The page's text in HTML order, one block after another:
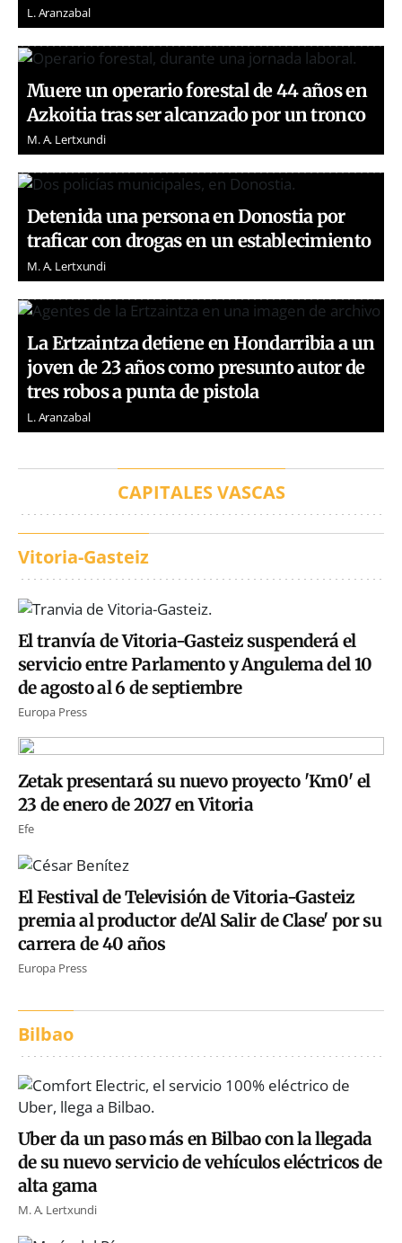
L. Aranzabal
Muere un operario forestal de 44 años en
Azkoitia tras ser alcanzado por un tronco
M. A. Lertxundi
Detenida una persona en Donostia por
traficar con drogas en un establecimiento
M. A. Lertxundi
La Ertzaintza detiene en Hondarribia a un
joven de 23 años como presunto autor de
tres robos a punta de pistola
L. Aranzabal
CAPITALES VASCAS
Vitoria-Gasteiz
El tranvía de Vitoria-Gasteiz suspenderá el
servicio entre Parlamento y Angulema del 10
de agosto al 6 de septiembre
Europa Press
Zetak presentará su nuevo proyecto 'Km0' el
23 de enero de 2027 en Vitoria
Efe
El Festival de Televisión de Vitoria-Gasteiz
premia al productor de'Al Salir de Clase' por su
carrera de 40 años
Europa Press
Bilbao
Uber da un paso más en Bilbao con la llegada
de su nuevo servicio de vehículos eléctricos de
alta gama
M. A. Lertxundi